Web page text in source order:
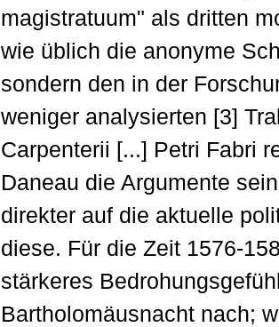
magistratuum" als dritten
wie üblich die anonyme
sondern den in der
weniger analysierten [3]
Carpenterii [...] Petri Fabri
Daneau die Argumente
direkter auf die aktuelle
diese. Für die Zeit 1576-
stärkeres
Bartholomäusnacht nach;